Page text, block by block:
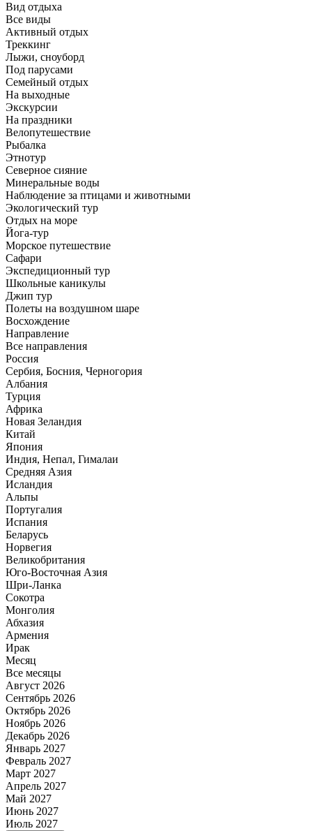
Вид отдыха
Все виды
Активный отдых
Треккинг
Лыжи, сноуборд
Под парусами
Семейный отдых
На выходные
Экскурсии
На праздники
Велопутешествие
Рыбалка
Этнотур
Северное сияние
Минеральные воды
Наблюдение за птицами и животными
Экологический тур
Отдых на море
Йога-тур
Морское путешествие
Сафари
Экспедиционный тур
Школьные каникулы
Джип тур
Полеты на воздушном шаре
Восхождение
Направлениe
Все направления
Россия
Сербия, Босния, Черногория
Албания
Турция
Африка
Новая Зеландия
Китай
Япония
Индия, Непал, Гималаи
Средняя Азия
Исландия
Альпы
Португалия
Испания
Беларусь
Норвегия
Великобритания
Юго-Восточная Азия
Шри-Ланка
Сокотра
Монголия
Абхазия
Армения
Ирак
Месяц
Все месяцы
Август 2026
Сентябрь 2026
Октябрь 2026
Ноябрь 2026
Декабрь 2026
Январь 2027
Февраль 2027
Март 2027
Апрель 2027
Май 2027
Июнь 2027
Июль 2027